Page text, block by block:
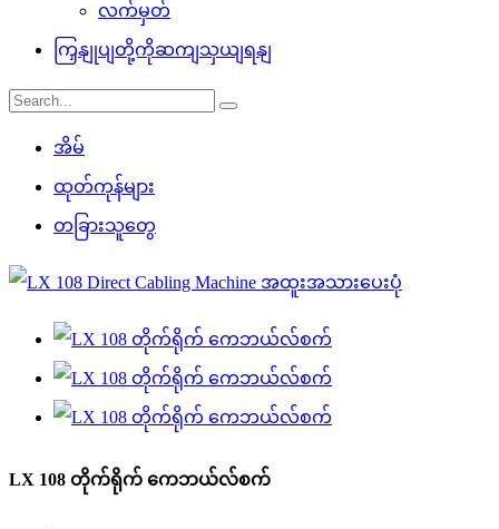
လက်မှတ်
ကြှနျုပျတို့ကိုဆကျသှယျရနျ
အိမ်
ထုတ်ကုန်များ
တခြားသူတွေ
LX 108 တိုက်ရိုက် ကေဘယ်လ်စက်